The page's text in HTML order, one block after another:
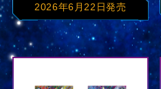
2026年6月22日発売